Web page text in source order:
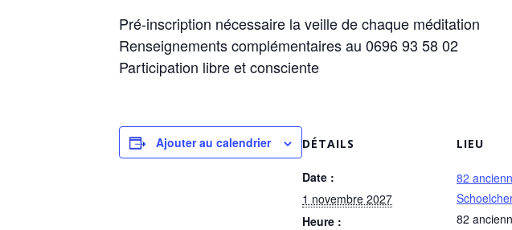
Pré-inscription nécessaire la veille de chaque méditation
Renseignements complémentaires au 0696 93 58 02
Participation libre et consciente
Ajouter au calendrier DÉTAILS
Date :
1 novembre 2027
Heure :
LIEU
82
82